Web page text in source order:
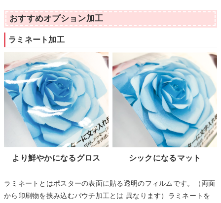
おすすめオプション加工
ラミネート加工
より鮮やかになるグロス シックになるマット
ラミネートとはポスターの表面に貼る透明のフィルムです。（両面
から印刷物を挟み込むパウチ加工とは 異なります）ラミネートを